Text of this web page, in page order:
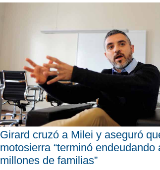
Girard cruzó a Milei y aseguró
motosierra “terminó endeudando
millones de familias”